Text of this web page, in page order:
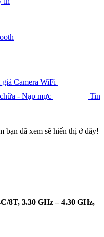
giá Camera WiFi
- Nạp mực
Tin
bạn đã xem sẽ hiển thị ở đây!
8T, 3.30 GHz – 4.30 GHz,